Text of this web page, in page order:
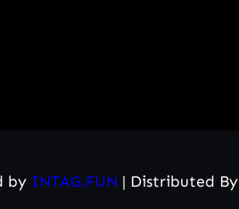
by INTAG.FUN | Distributed By